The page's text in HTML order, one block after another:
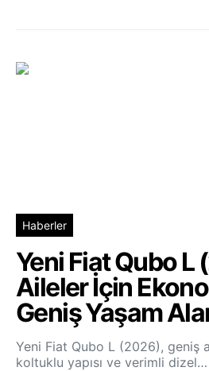
Haberler
Yeni Fiat Qubo L
Aileler İçin
Geniş Yaşam
Yeni Fiat Qubo L (2026), geniş
koltuklu yapısı ve verimli dizel…